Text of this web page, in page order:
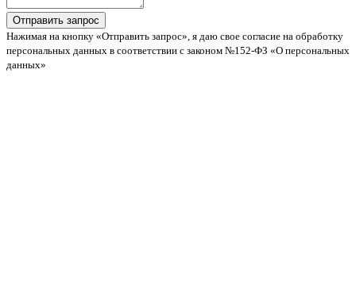
Нажимая на кнопку «Отправить запрос», я даю свое согласие на обработку
персональных данных в соответствии с законом №152-ФЗ «О персональных
данных»